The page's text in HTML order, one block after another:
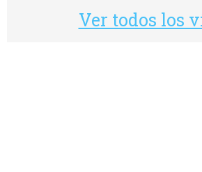
Ver todos los